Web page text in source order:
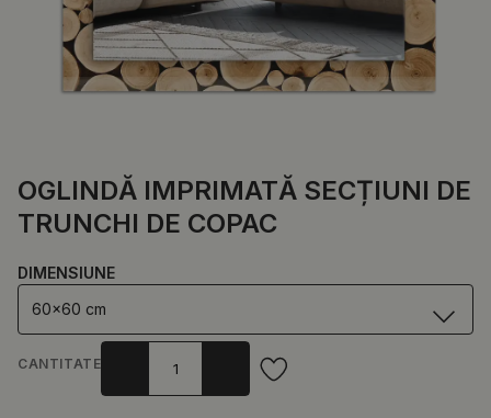
OGLINDĂ IMPRIMATĂ SECȚIUNI DE
TRUNCHI DE COPAC
DIMENSIUNE
60x60 cm
CANTITATE